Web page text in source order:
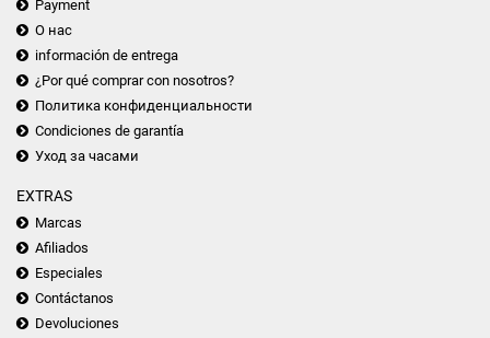
Payment
О нас
información de entrega
¿Por qué comprar con nosotros?
Политика конфиденциальности
Condiciones de garantía
Уход за часами
EXTRAS
Marcas
Afiliados
Especiales
Contáctanos
Devoluciones